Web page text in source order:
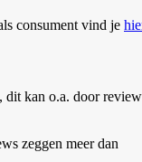
consument vind je
dit kan o.a. door
zeggen meer dan